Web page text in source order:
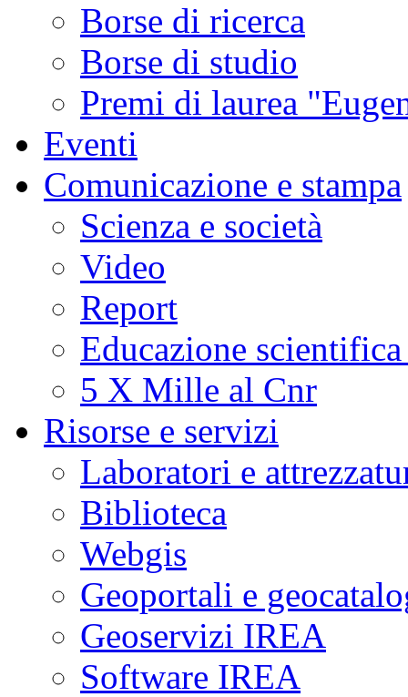
Borse di ricerca
Borse di studio
Premi di laurea
Eventi
Comunicazione e stampa
Scienza e società
Video
Report
Educazione
5 X Mille al Cnr
Risorse e servizi
Laboratori e
Biblioteca
Webgis
Geoportali e
Geoservizi IREA
Software IREA